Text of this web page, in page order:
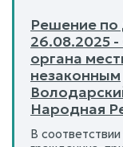
Решение по
26.08.2025
органа
незаконным
Народная
В соответствии